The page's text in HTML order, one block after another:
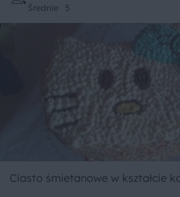
Średnie 5
Ciasto śmietanowe w kształcie